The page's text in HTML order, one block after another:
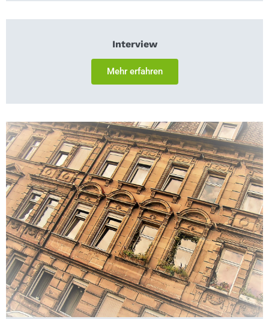
Interview
Mehr erfahren